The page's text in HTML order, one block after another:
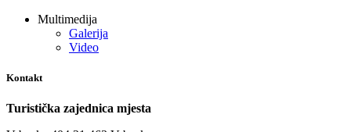
Multimedija
Galerija
Video
Kontakt
Turistička zajednica mjesta